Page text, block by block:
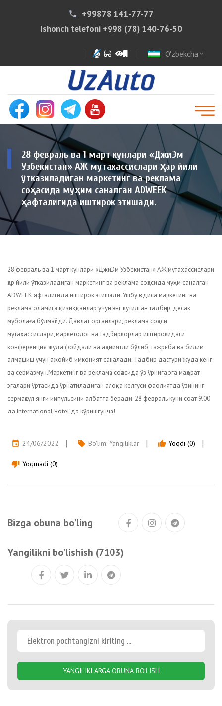
phone
+99878 141-77-77
Ishonch telefoni +998 (78) 140-76-50
O'zbekcha expand_more
28 февраль ва 1 март кунлари «ДжиЭм
Узбекистан» АЖ мутахассислари ҳар йили
ўтказиладиган маркетинг ва реклама
соҳасида муҳим саналган ADWEEK
ҳафталигида иштирок этишади.
28 февраль ва 1 март кунлари «ДжиЭм Узбекистан» АЖ мутахассислари
ҳар йили ўтказиладиган маркетинг ва реклама соҳасида муҳим саналган
ADWEEK ҳафталигида иштирок этишади. Ушбу ҳодиса маркетинг ва
реклама оламига қизиққанлар учун энг кутилган тадбир, десак
муболаға бўлмайди. Давлат органлари, реклама соҳаси
мутахассислари, маркетолог ва тадбиркорлар иштирокидаги
конференция жуда фойдали ва аҳамиятли бўлиб, тажриба ва билим
алмашиш учун ажойиб имконият саналади. Тадбир дастури жуда кенг
ва сермазмун.Маркетинг ва реклама соҳасида ўз ўрнига эга маҳорат
эгалари ўртасида ўрнатиладиган алоқа келгуси фаолиятда ўзининг
сермаҳсул янги импульсини албатта беради. 28 февраль куни соат 9.00
да International Hotel’да кўришгунча!
event 24/06/2022 local_offer Bo'lim: Yangiliklar thumb_up Yoqdi (0)
thumb_down Yoqmadi (0)
Bizga obuna bo'ling
Yangilikni bo'lishish (7103)
YANGILIKLARGA OBUNA BO'LISH